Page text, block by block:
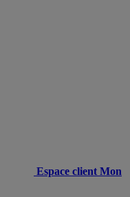
Espace client Mon